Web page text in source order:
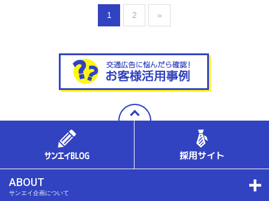
1 2 »
ABOUT
サンエイ企画について